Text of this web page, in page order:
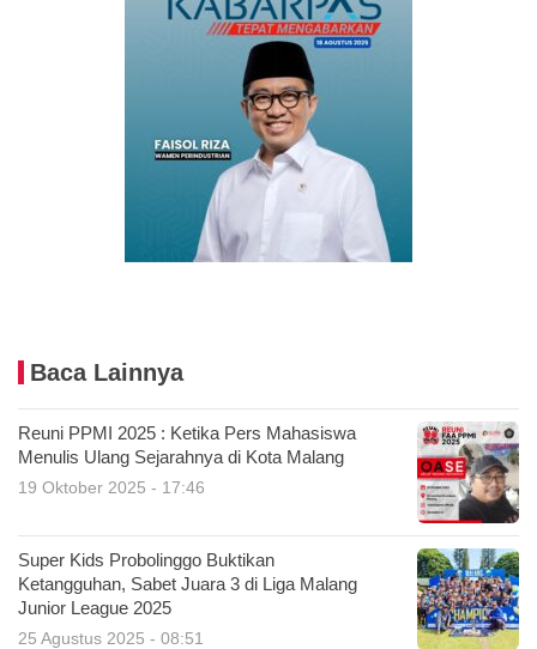
Baca Lainnya
Reuni PPMI 2025 : Ketika Pers Mahasiswa
Menulis Ulang Sejarahnya di Kota Malang
19 Oktober 2025 - 17:46
Super Kids Probolinggo Buktikan
Ketangguhan, Sabet Juara 3 di Liga Malang
Junior League 2025
25 Agustus 2025 - 08:51